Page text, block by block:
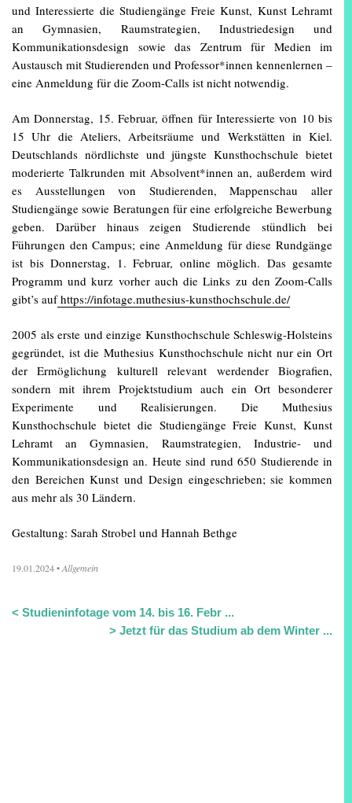
und Interessierte die Studiengänge Freie Kunst, Kunst Lehramt
an Gymnasien, Raumstrategien, Industriedesign und
Kommunikationsdesign sowie das Zentrum für Medien im
Austausch mit Studierenden und Professor*innen kennenlernen –
eine Anmeldung für die Zoom-Calls ist nicht notwendig.
Am Donnerstag, 15. Februar, öffnen für Interessierte von 10 bis
15 Uhr die Ateliers, Arbeitsräume und Werkstätten in Kiel.
Deutschlands nördlichste und jüngste Kunsthochschule bietet
moderierte Talkrunden mit Absolvent*innen an, außerdem wird
es Ausstellungen von Studierenden, Mappenschau aller
Studiengänge sowie Beratungen für eine erfolgreiche Bewerbung
geben. Darüber hinaus zeigen Studierende stündlich bei
Führungen den Campus; eine Anmeldung für diese Rundgänge
ist bis Donnerstag, 1. Februar, online möglich. Das gesamte
Programm und kurz vorher auch die Links zu den Zoom-Calls
gibt’s aufhttps://infotage.muthesius-kunsthochschule.de/
2005 als erste und einzige Kunsthochschule Schleswig-Holsteins
gegründet, ist die Muthesius Kunsthochschule nicht nur ein Ort
der Ermöglichung kulturell relevant werdender Biografien,
sondern mit ihrem Projektstudium auch ein Ort besonderer
Experimente und Realisierungen. Die Muthesius
Kunsthochschule bietet die Studiengänge Freie Kunst, Kunst
Lehramt an Gymnasien, Raumstrategien, Industrie- und
Kommunikationsdesign an. Heute sind rund 650 Studierende in
den Bereichen Kunst und Design eingeschrieben; sie kommen
aus mehr als 30 Ländern.
Gestaltung: Sarah Strobel und Hannah Bethge
19.01.2024•Allgemein
< Studieninfotage vom 14. bis 16. Febr ...
> Jetzt für das Studium ab dem Winter ...